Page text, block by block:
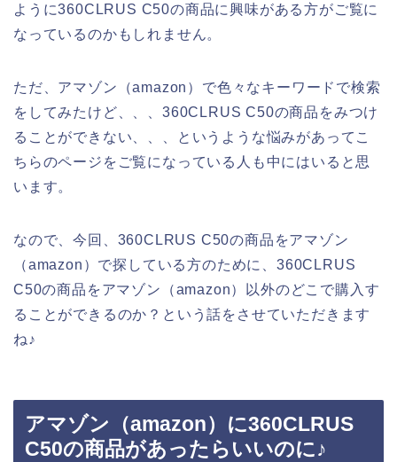
ように360CLRUS C50の商品に興味がある方がご覧に
なっているのかもしれません。
ただ、アマゾン（amazon）で色々なキーワードで検索
をしてみたけど、、、360CLRUS C50の商品をみつけ
ることができない、、、というような悩みがあってこ
ちらのページをご覧になっている人も中にはいると思
います。
なので、今回、360CLRUS C50の商品をアマゾン
（amazon）で探している方のために、360CLRUS
C50の商品をアマゾン（amazon）以外のどこで購入す
ることができるのか？という話をさせていただきます
ね♪
アマゾン（amazon）に360CLRUS
C50の商品があったらいいのに♪